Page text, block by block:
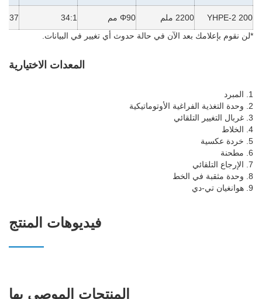
YHPE-2 200 2200 ملم Φ90 مم 34:1
37 كيلو وات
*لن نقوم بإعلامك بعد الآن في حالة حدوث أي تغيير في البيانات.
المعدات الاختيارية
1. المبرد
2. وحدة التغذية الفراغية الأوتوماتيكية
3. غربال التغيير التلقائي
4. الخلاط
5. خردة عكسية
6. مطحنة
7. الإرجاع التلقائي
8. وحدة مثقبة في الخط
9. هوانغيان تي-دي
فيديوهات المنتج
المنتجات الموصى بها